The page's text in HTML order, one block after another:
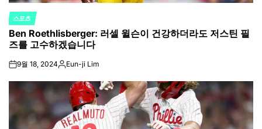
POSTED
IN
스포츠
Ben Roethlisberger: 러셀 윌슨이 건강하더라도 저스틴 필
즈를 고수하겠습니다
on9월 18, 2024Posted
Eun-ji Lim